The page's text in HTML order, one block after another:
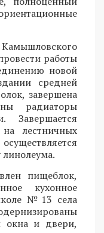
работы
новой
средней
завершена
радиаторы
Завершается
лестничных
линолеума.
пищеблок,
кухонное
№13 села
окна и двери,